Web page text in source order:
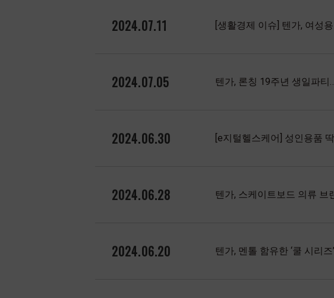
2024.07.11 [생활경제 이슈] 텐가, 여성
2024.07.05 텐가, 론칭 19주년 생일파티
2024.06.30 [e지털헬스케어] 성인용품
2024.06.28 텐가, 스케이트보드 의류 브
2024.06.20 텐가, 멘톨 함유한 ‘쿨 시리즈